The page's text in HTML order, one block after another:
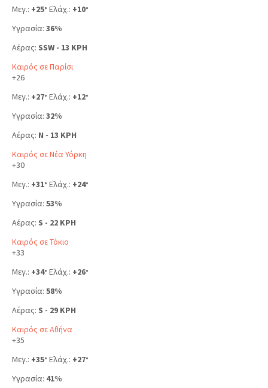
Μεγ.: +25° Ελάχ.: +10°
Υγρασία: 36%
Αέρας: SSW - 13 KPH
Καιρός σε Παρίσι
+26
Μεγ.: +27° Ελάχ.: +12°
Υγρασία: 32%
Αέρας: N - 13 KPH
Καιρός σε Νέα Υόρκη
+30
Μεγ.: +31° Ελάχ.: +24°
Υγρασία: 53%
Αέρας: S - 22 KPH
Καιρός σε Τόκιο
+33
Μεγ.: +34° Ελάχ.: +26°
Υγρασία: 58%
Αέρας: S - 29 KPH
Καιρός σε Αθήνα
+35
Μεγ.: +35° Ελάχ.: +27°
Υγρασία: 41%